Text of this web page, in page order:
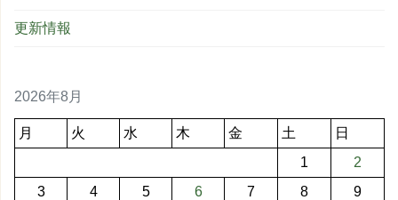
更新情報
2026年8月
月 火 水 木 金 土
日
1
2
3
4 5 6 7 8
9